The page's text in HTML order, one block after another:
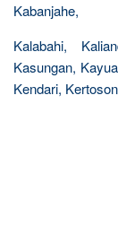
Kabanjahe,
Kalabahi,
Kasungan,
Kendari,